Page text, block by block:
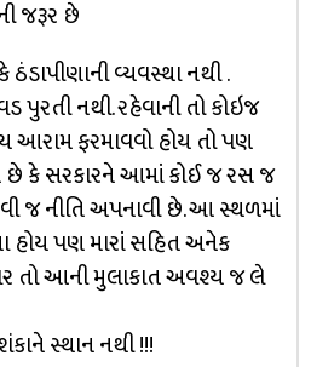
જરૂર છે
વ્યવસ્થા નથી .
પુરતી નથી. રહેવાની તો કોઇજ
આરામ ફરમાવવો હોય તો પણ
છે કે સરકારને આમાં કોઈ જ રસ જ
જ નીતિ અપનાવી છે. આ સ્થળમાં
હોય પણ મારાં સહિત અનેક
તો આની મુલાકાત અવશ્ય જ લે
સ્થાન નથી !!!